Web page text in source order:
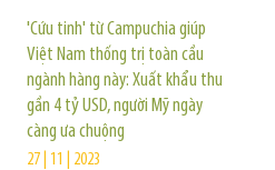
'Cứu tinh' từ Campuchia giúp
Việt Nam thống trị toàn cầu
ngành hàng này: Xuất khẩu thu
gần 4 tỷ USD, người Mỹ ngày
càng ưa chuộng
27 | 11 | 2023